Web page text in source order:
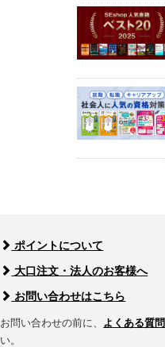
ポイントについて
大口注文・法人のお客様へ
お問い合わせはこちら
お問い合わせの前に、 よくある質問
い。